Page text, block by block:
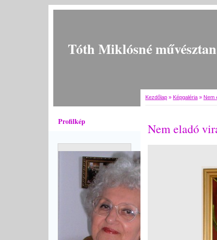
Tóth Miklósné
Profilkép
Kezdőlap » Képgaléria » Nem
Nem eladó